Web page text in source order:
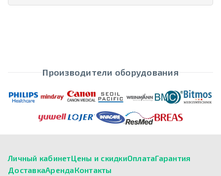
Производители оборудования
Личный кабинетЦены и скидкиОплатаГарантия
ДоставкаАрендаКонтакты